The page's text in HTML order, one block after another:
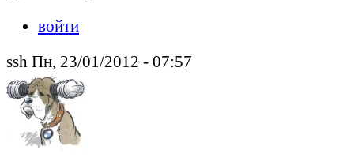
войти
ssh Пн, 23/01/2012 - 07:57